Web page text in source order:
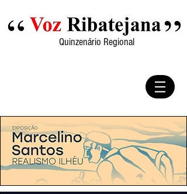
Quinzenário Regional